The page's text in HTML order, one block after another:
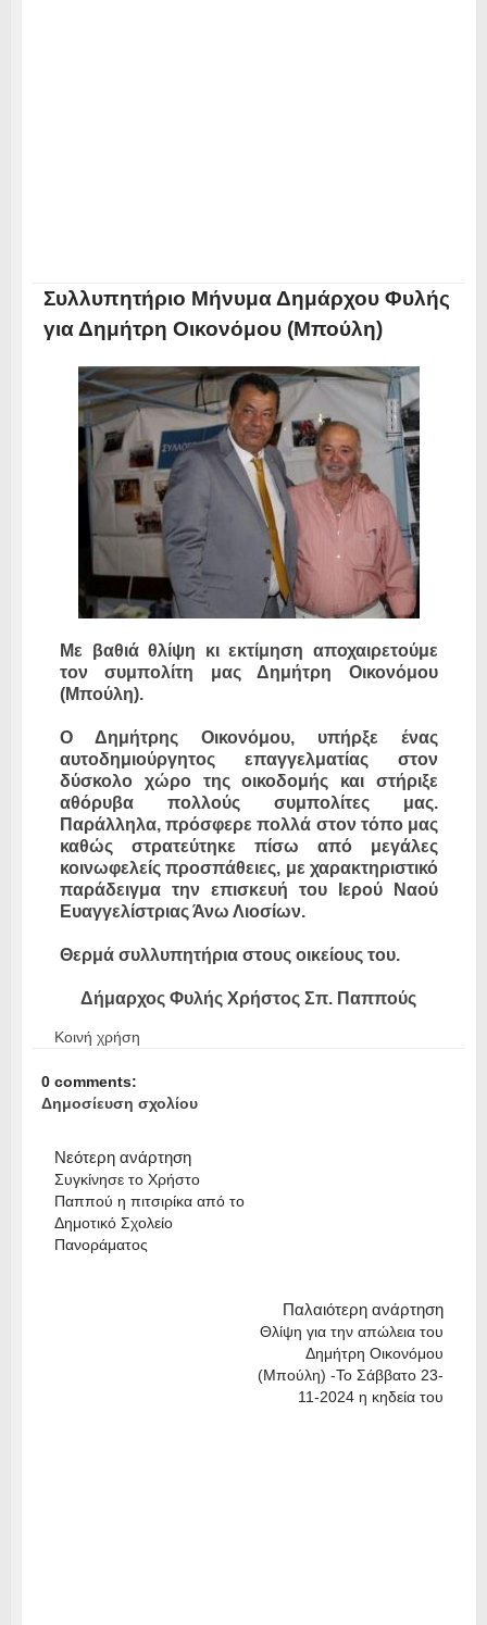
Συλλυπητήριο Μήνυμα Δημάρχου Φυλής
για Δημήτρη Οικονόμου (Μπούλη)
Με βαθιά θλίψη κι εκτίμηση αποχαιρετούμε
τον συμπολίτη μας Δημήτρη Οικονόμου
(Μπούλη).
Ο Δημήτρης Οικονόμου, υπήρξε ένας
αυτοδημιούργητος επαγγελματίας στον
δύσκολο χώρο της οικοδομής και στήριξε
αθόρυβα πολλούς συμπολίτες μας.
Παράλληλα, πρόσφερε πολλά στον τόπο μας
καθώς στρατεύτηκε πίσω από μεγάλες
κοινωφελείς προσπάθειες, με χαρακτηριστικό
παράδειγμα την επισκευή του Ιερού Ναού
Ευαγγελίστριας Άνω Λιοσίων.
Θερμά συλλυπητήρια στους οικείους του.
Δήμαρχος Φυλής Χρήστος Σπ. Παππούς
Κοινή χρήση
0 comments:
Δημοσίευση σχολίου
Νεότερη ανάρτηση
Συγκίνησε το Χρήστο
Παππού η πιτσιρίκα από το
Δημοτικό Σχολείο
Πανοράματος
Παλαιότερη ανάρτηση
Θλίψη για την απώλεια του
Δημήτρη Οικονόμου
(Μπούλη) -Το Σάββατο 23-
11-2024 η κηδεία του